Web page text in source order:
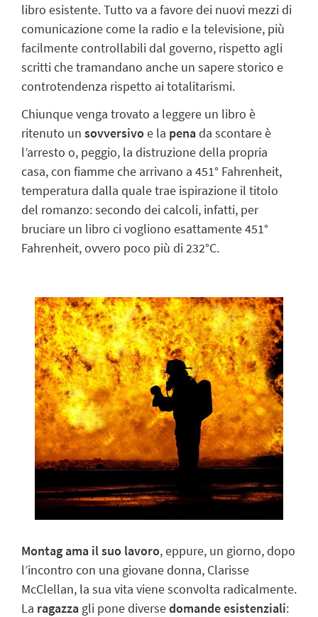
libro esistente. Tutto va a favore dei nuovi mezzi di
comunicazione come la radio e la televisione, più
facilmente controllabili dal governo, rispetto agli
scritti che tramandano anche un sapere storico e
controtendenza rispetto ai totalitarismi.
Chiunque venga trovato a leggere un libro è
ritenuto un sovversivoe la penada scontare è
l’arresto o, peggio, la distruzione della propria
casa, con fiamme che arrivano a 451° Fahrenheit,
temperatura dalla quale trae ispirazione il titolo
del romanzo: secondo dei calcoli, infatti, per
bruciare un libro ci vogliono esattamente 451°
Fahrenheit, ovvero poco più di 232°C.
Montag ama il suo lavoro, eppure, un giorno, dopo
l’incontro con una giovane donna, Clarisse
McClellan, la sua vita viene sconvolta radicalmente.
La ragazza gli pone diversedomande esistenziali: